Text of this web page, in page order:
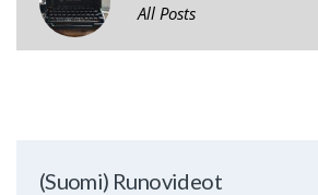
All Posts
(Suomi) Runovideot